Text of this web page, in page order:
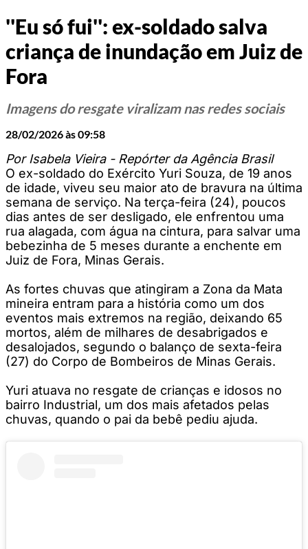
''Eu só fui'': ex-soldado salva
criança de inundação em Juiz de
Fora
Imagens do resgate viralizam nas redes sociais
28/02/2026 às 09:58
Por Isabela Vieira - Repórter da Agência Brasil
O ex-soldado do Exército Yuri Souza, de 19 anos
de idade, viveu seu maior ato de bravura na última
semana de serviço. Na terça-feira (24), poucos
dias antes de ser desligado, ele enfrentou uma
rua alagada, com água na cintura, para salvar uma
bebezinha de 5 meses durante a enchente em
Juiz de Fora, Minas Gerais.
As fortes chuvas que atingiram a Zona da Mata
mineira entram para a história como um dos
eventos mais extremos na região, deixando 65
mortos, além de milhares de desabrigados e
desalojados, segundo o balanço de sexta-feira
(27) do Corpo de Bombeiros de Minas Gerais.
Yuri atuava no resgate de crianças e idosos no
bairro Industrial, um dos mais afetados pelas
chuvas, quando o pai da bebê pediu ajuda.